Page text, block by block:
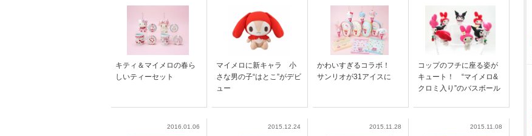
キティ＆マイメロの春ら
しいティーセット
マイメロに新キャラ 小
さな男の子“はとこ”がデビ
ュー
かわいすぎるコラボ！
サンリオが31アイスに
コップのフチに座る姿が
キュート！ “マイメロ&
クロミ入り”のバスボール
2016.01.06 2015.12.24 2015.11.28 2015.11.08